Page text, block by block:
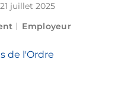
juillet 2025
Employeur
de l'Ordre